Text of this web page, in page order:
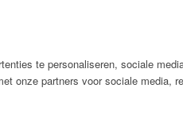
te personaliseren, sociale
onze partners voor sociale media,